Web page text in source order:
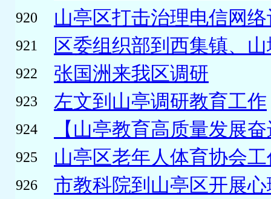
920 山亭区打击治理电信网
921 区委组织部到西集镇、
922 张国洲来我区调研
923 左文到山亭调研教育工作
924 【山亭教育高质量发展
925 山亭区老年人体育协会
926 市教科院到山亭区开展